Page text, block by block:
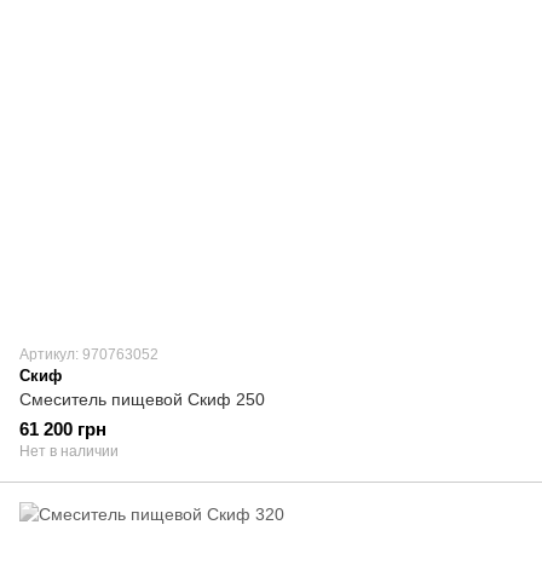
Артикул: 970763052
Скиф
Смеситель пищевой Скиф 250
61 200 грн
Нет в наличии